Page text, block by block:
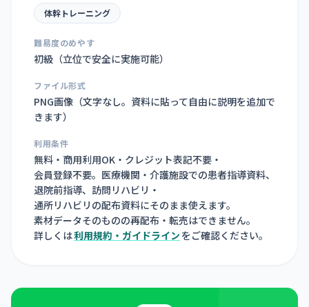
体幹トレーニング
難易度のめやす
初級（立位で安全に実施可能）
ファイル形式
PNG画像（文字なし。資料に貼って自由に説明を追加で
きます）
利用条件
無料・商用利用OK・クレジット表記不要・
会員登録不要。医療機関・介護施設での患者指導資料、
退院前指導、訪問リハビリ・
通所リハビリの配布資料にそのまま使えます。
素材データそのものの再配布・転売はできません。
詳しくは利用規約・ガイドライン をご確認ください。